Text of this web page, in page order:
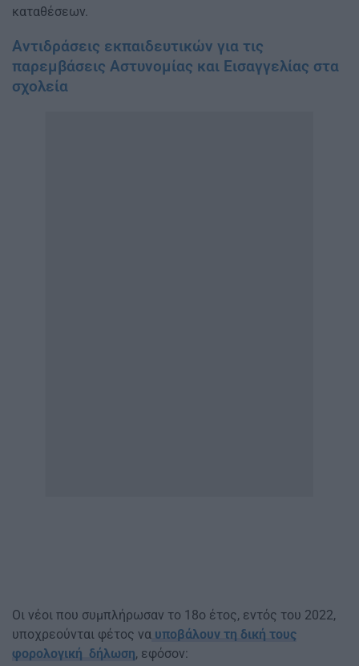
καταθέσεων.
Αντιδράσεις εκπαιδευτικών για τις
παρεμβάσεις Αστυνομίας και Εισαγγελίας στα
σχολεία
Οι νέοι που συμπλήρωσαν το 18ο έτος, εντός του 2022,
υποχρεούνται φέτος να υποβάλουν τη δική τους
φορολογική δήλωση, εφόσον: